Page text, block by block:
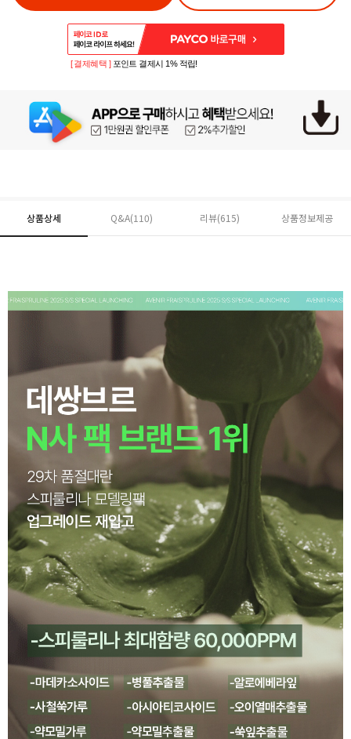
페이코 ID로 페
PAYCO 바로구매
[ 결제혜택 ] 포인트 결제시 1% 적립!
상품상세 Q&A(110) 리뷰(615) 상품정보제공